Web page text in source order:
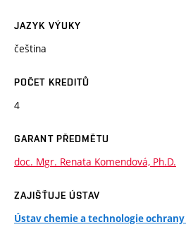
JAZYK VÝUKY
čeština
POČET KREDITŮ
4
GARANT PŘEDMĚTU
doc. Mgr. Renata Komendová, Ph.D.
ZAJIŠŤUJE ÚSTAV
Ústav chemie a technologie